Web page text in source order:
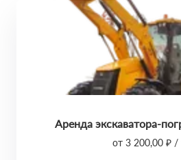
Аренда экскаватора-
от 3 200,00 ₽ /